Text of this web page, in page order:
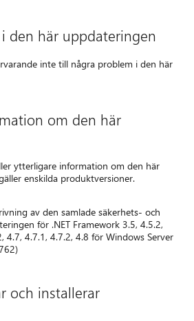
den här uppdateringen
inte till några problem i den här
om den här
ytterligare information om den här
enskilda produktversioner.
av den samlade säkerhets- och
för .NET Framework 3.5, 4.5.2,
4.7, 4.7.1, 4.7.2, 4.8 för Windows Server
och installerar